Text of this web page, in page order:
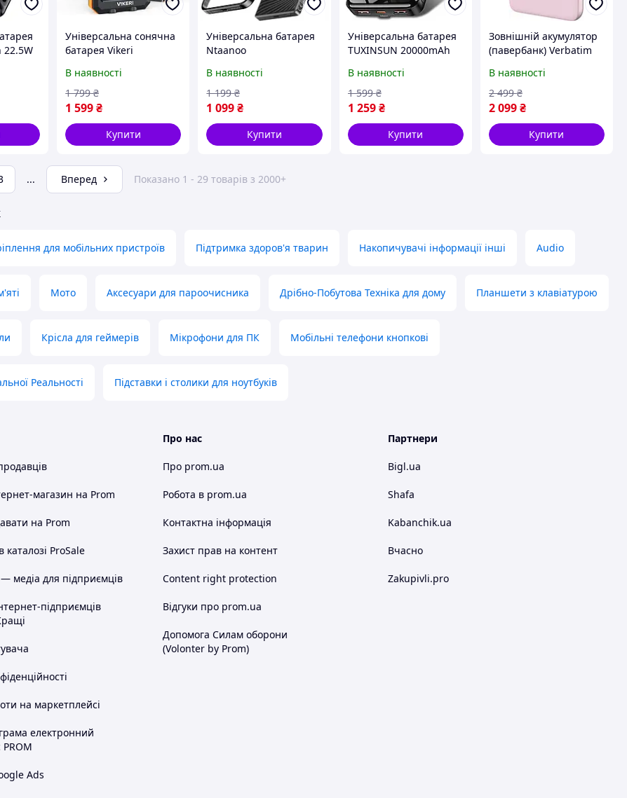
22.5W
Універсальна сонячна
батарея Vikeri
В наявності
1 599₴
1 799 ₴
Купити
Універсальна батарея
Ntaanoo
iPhone
В наявності
1 099₴
1 199 ₴
Купити
Універсальна батарея
TUXINSUN 20000mAh
В наявності
1 259 ₴
1 599 ₴
Купити
Зовнішній акумулятор
(павербанк) Verbatim
Pink (32248)
В наявності
2 099₴
2 499 ₴
Купити
... Вперед Показано 1 - 29 товарів з 2000+
для мобільних пристроїв Підтримка здоров'я тварин Накопичувачі інформації інші Audio
Мото Аксесуари для пароочисника Дрібно-Побутова Техніка для дому Планшети з клавіатурою
Крісла для геймерів Мікрофони для ПК Мобільні телефони кнопкові
Реальності Підставки і столики для ноутбуків
магазин на Prom
на Prom
каталозі ProSale
медіа для підприємців
підприємців
на маркетплейсі
електронний
Ads
Про нас
Про prom.ua
Робота в prom.ua
Контактна інформація
Захист прав на контент
Content right protection
Відгуки про prom.ua
Допомога Силам оборони
(Volonter by Prom)
Партнери
Bigl.ua
Shafa
Kabanchik.ua
Вчасно
Zakupivli.pro